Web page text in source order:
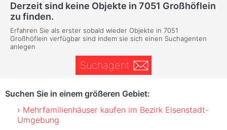
Derzeit sind keine Objekte in 7051 Großhöflein
zu finden.
Erfahren Sie als erster sobald wieder Objekte in 7051
Großhöflein verfügbar sind indem sie sich einen Suchagenten
anlegen
Suchagent
Suchen Sie in einem größeren Gebiet:
Mehrfamilienhäuser kaufen im Bezirk Eisenstadt-
Umgebung